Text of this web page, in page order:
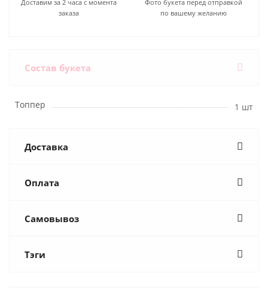
Доставим за 2 часа с момента
заказа
Фото букета перед отправкой
по вашему желанию
Состав букета
Топпер 1 шт
Доставка
Оплата
Самовывоз
Тэги